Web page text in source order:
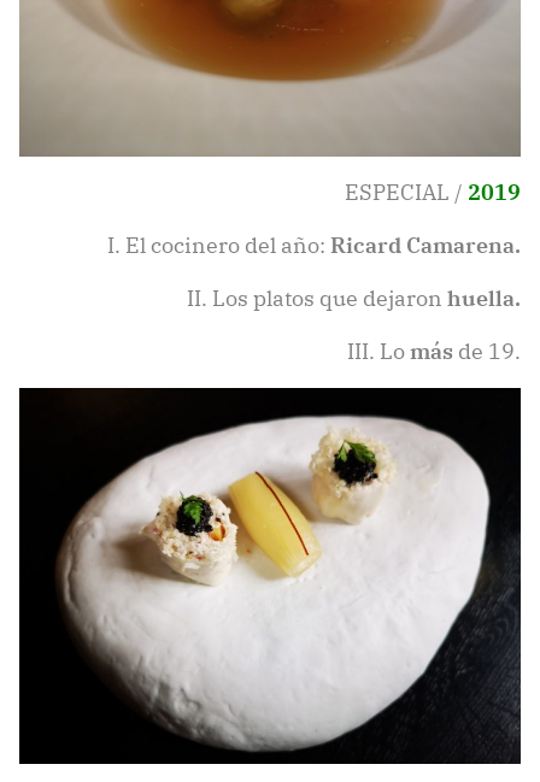
ESPECIAL / 2019
I. El cocinero del año: Ricard Camarena.
II. Los platos que dejaron huella.
III. Lomás de 19.